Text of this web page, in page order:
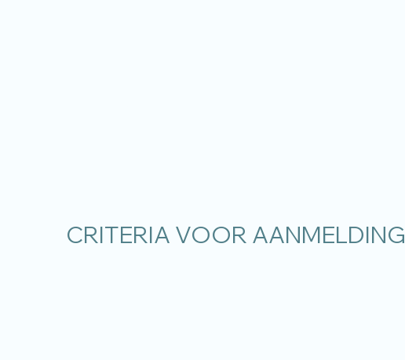
CRITERIA VOOR AANMELDING